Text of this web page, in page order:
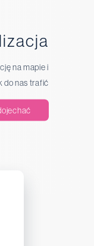
na mapie i
do nas trafić